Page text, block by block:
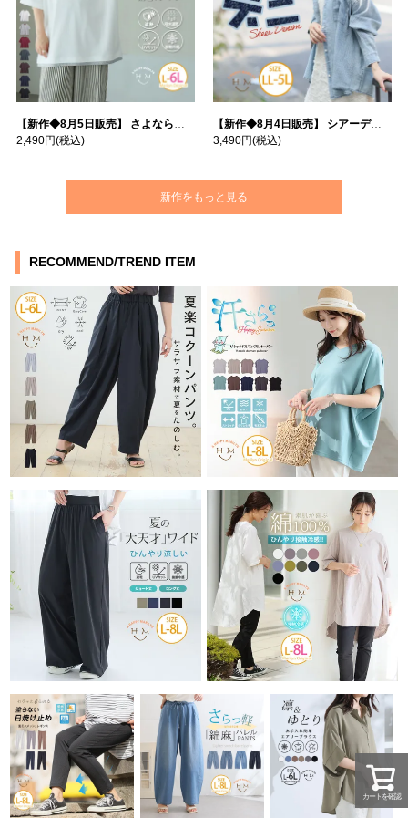
【新作◆8月5日販売】 さよなら猛暑 涼しさを着る 遮熱 接触冷感 吸水・速乾 五分袖 コンフォートメッシュ 配色レイヤード 風ゆる Tシャツ | 大きいサイズの通販ならハッピーマリリン
2,490円(税込)
【新作◆8月4日販売】 シアーデニムで お洒落に肌隠し | 大きいサイズの通販ならハッピーマリリン
3,490円(税込)
新作をもっと見る
RECOMMEND/TREND ITEM
カートを確認